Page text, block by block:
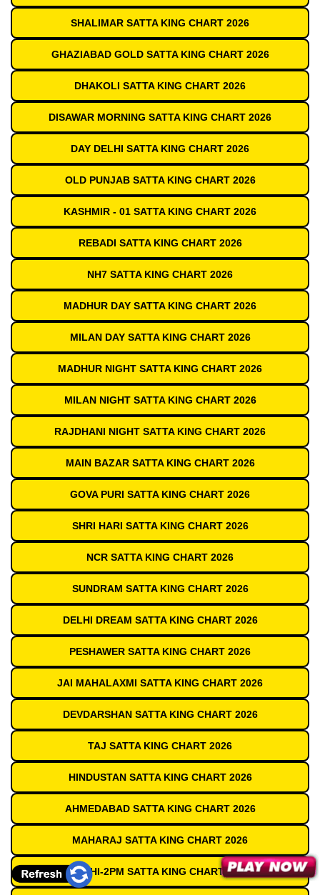
SHALIMAR SATTA KING CHART 2026
GHAZIABAD GOLD SATTA KING CHART 2026
DHAKOLI SATTA KING CHART 2026
DISAWAR MORNING SATTA KING CHART 2026
DAY DELHI SATTA KING CHART 2026
OLD PUNJAB SATTA KING CHART 2026
KASHMIR - 01 SATTA KING CHART 2026
REBADI SATTA KING CHART 2026
NH7 SATTA KING CHART 2026
MADHUR DAY SATTA KING CHART 2026
MILAN DAY SATTA KING CHART 2026
MADHUR NIGHT SATTA KING CHART 2026
MILAN NIGHT SATTA KING CHART 2026
RAJDHANI NIGHT SATTA KING CHART 2026
MAIN BAZAR SATTA KING CHART 2026
GOVA PURI SATTA KING CHART 2026
SHRI HARI SATTA KING CHART 2026
NCR SATTA KING CHART 2026
SUNDRAM SATTA KING CHART 2026
DELHI DREAM SATTA KING CHART 2026
PESHAWER SATTA KING CHART 2026
JAI MAHALAXMI SATTA KING CHART 2026
DEVDARSHAN SATTA KING CHART 2026
TAJ SATTA KING CHART 2026
HINDUSTAN SATTA KING CHART 2026
AHMEDABAD SATTA KING CHART 2026
MAHARAJ SATTA KING CHART 2026
DELHI-2PM SATTA KING CHART 2026